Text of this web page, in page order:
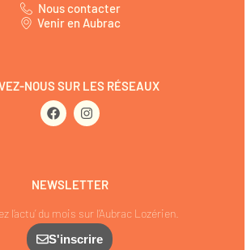
Nous contacter
Venir en Aubrac
NOUS SUR LES RÉSEAUX
NEWSLETTER
l’actu’ du mois sur l’Aubrac Lozérien.
S'inscrire